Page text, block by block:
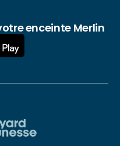
enceinte Merlin